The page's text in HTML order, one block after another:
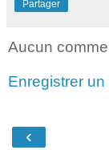
Partager
Aucun
Enregistrer
‹